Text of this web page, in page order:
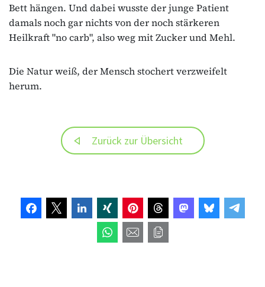
Bett hängen. Und dabei wusste der junge Patient
damals noch gar nichts von der noch stärkeren
Heilkraft "no carb", also weg mit Zucker und Mehl.
Die Natur weiß, der Mensch stochert verzweifelt
herum.
Zurück zur Übersicht